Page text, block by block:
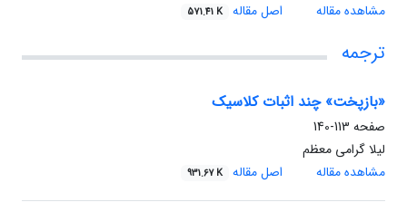
مشاهده مقاله
اصل مقاله 571.41 K
ترجمه
«بازپخت» چند اثبات کلاسیک
صفحه 113-140
لیلا گرامی معظم
مشاهده مقاله
اصل مقاله 931.67 K